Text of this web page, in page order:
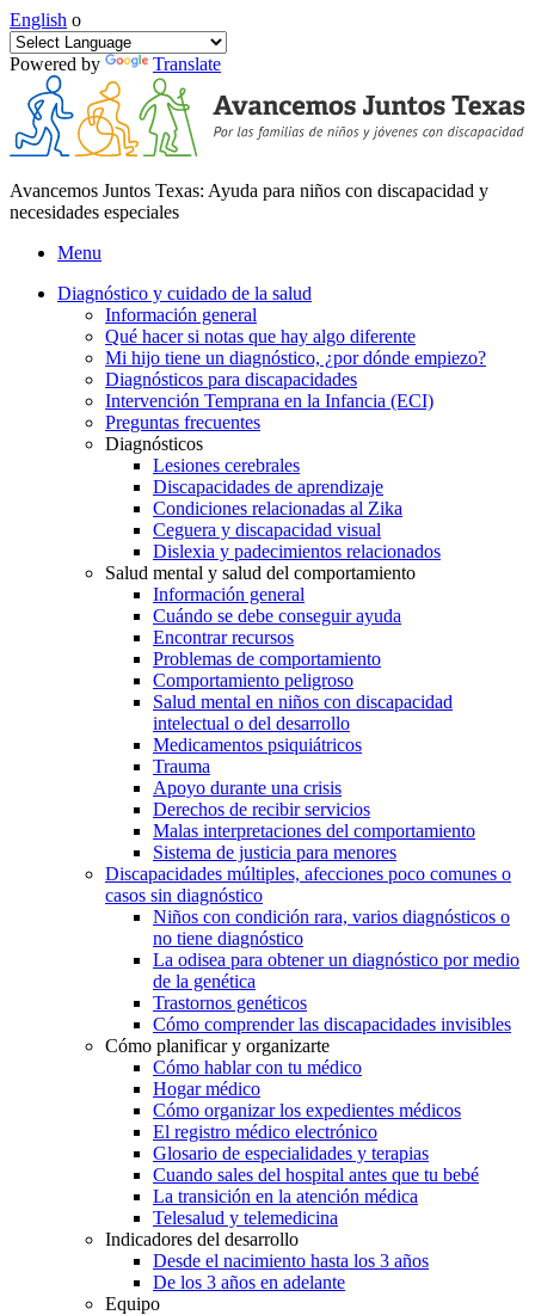
English o
Powered by Translate
Avancemos Juntos Texas: Ayuda para niños con discapacidad y
necesidades especiales
Menu
Diagnóstico y cuidado de la salud
Información general
Qué hacer si notas que hay algo diferente
Mi hijo tiene un diagnóstico, ¿por dónde empiezo?
Diagnósticos para discapacidades
Intervención Temprana en la Infancia (ECI)
Preguntas frecuentes
Diagnósticos
Lesiones cerebrales
Discapacidades de aprendizaje
Condiciones relacionadas al Zika
Ceguera y discapacidad visual
Dislexia y padecimientos relacionados
Salud mental y salud del comportamiento
Información general
Cuándo se debe conseguir ayuda
Encontrar recursos
Problemas de comportamiento
Comportamiento peligroso
Salud mental en niños con discapacidad
intelectual o del desarrollo
Medicamentos psiquiátricos
Trauma
Apoyo durante una crisis
Derechos de recibir servicios
Malas interpretaciones del comportamiento
Sistema de justicia para menores
Discapacidades múltiples, afecciones poco comunes o
casos sin diagnóstico
Niños con condición rara, varios diagnósticos o
no tiene diagnóstico
La odisea para obtener un diagnóstico por medio
de la genética
Trastornos genéticos
Cómo comprender las discapacidades invisibles
Cómo planificar y organizarte
Cómo hablar con tu médico
Hogar médico
Cómo organizar los expedientes médicos
El registro médico electrónico
Glosario de especialidades y terapias
Cuando sales del hospital antes que tu bebé
La transición en la atención médica
Telesalud y telemedicina
Indicadores del desarrollo
Desde el nacimiento hasta los 3 años
De los 3 años en adelante
Equipo